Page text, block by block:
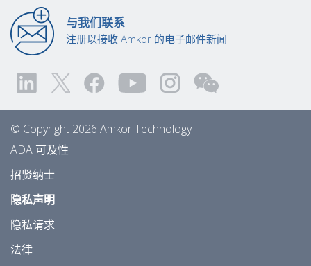
与我们联系
注册以接收 Amkor 的电子邮件新闻
© Copyright 2026 Amkor Technology
ADA 可及性
招贤纳士
隐私声明
隐私请求
法律